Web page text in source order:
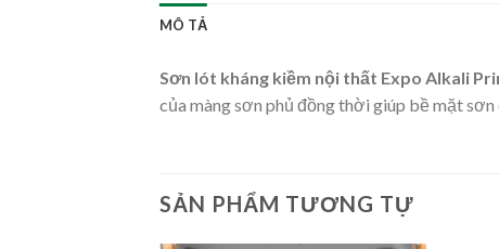
MÔ TẢ
Sơn lót kháng kiềm nội thất Expo Alkali
của màng sơn phủ đồng thời giúp bề mặt
SẢN PHẨM TƯƠNG TỰ